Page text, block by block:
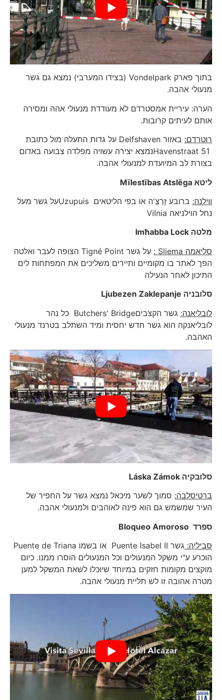
בתוך פארק Vondelpark (בצידו המערבי) נמצא גם גשר
מנעולי אהבה.
הערה: עיריית אמסטרדם לא מעודדת מנעולי אהה ומסירה
אותם לעיתים קרובות.
רוטרדם:
באזור Delfshaven על גדות התעלה מול כתובת
Havenstraat 51נמצא יצירה עשויה מפלדה צבועה באדום
בצורת לב המיועדת למנעולי אהבה.
ליטאMīlestības Atslēga
ווילנה:
ברובע זָרֶצֶ'ה או בפי הליטאים Uzupuisעל גשר מעל
נחל הוילניאה Vilnia
מלטהImħabba Lock
סליאמהSliema
:
על גשר Tigné Point הצופה לעבר ואלטה
הפך לאתר בו מקומיים ותיירים משליכים את המפתחות לים
התיכון לאחר הנעילה
סלובניהLjubezen Zaklepanje
לובליאנה:
גשר הקצביםButchers' Bridge כל נהר
לובליאנקה הוא גשר חדש יחסית ומיד השתלב בטרנד מנעולי
האהבה.
סלובקיהLáska Zámok
ברטיסלבה:סמוך לשער מיכאל נמצא גשר על החפיר של
העיר שמשמש גם הוא פינה לאוהבים ולמנעולי אהבה.
ספרד Bloqueo Amoroso
סביליה:
גשר Puente Isabel II או בשמו Puente de Triana
הוכרע ע"י משקל המנעולים וכל המנעולים הוסרו ממנו. כיום
מוקצים מקומות חזקים במיוחד שיוכלו לשאת המשקל למען
מטרה אהובה זו לש תליית מנעולי אהבה.